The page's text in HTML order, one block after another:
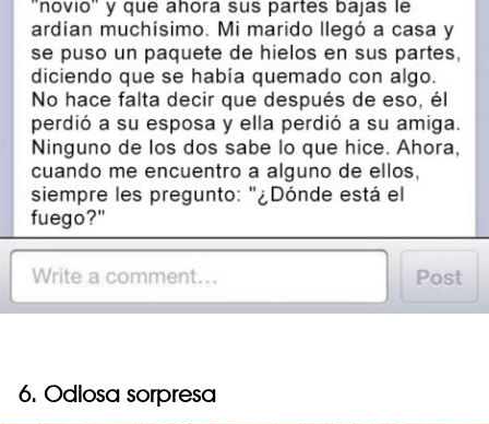
6. Odiosa sorpresa